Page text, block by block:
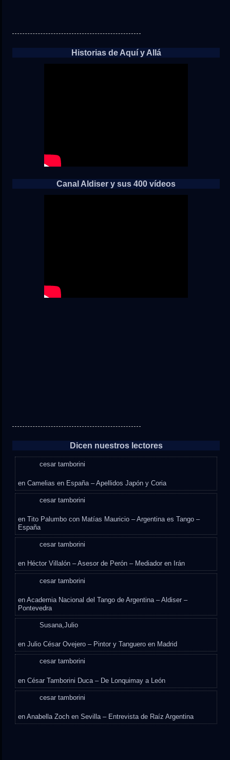
Historias de Aquí y Allá
Canal Aldiser y sus 400 vídeos
Dicen nuestros lectores
cesar tamborini
enCamelias en España – Apellidos Japón y Coria
cesar tamborini
enTito Palumbo con Matías Mauricio – Argentina es Tango –
España
cesar tamborini
en Héctor Villalón – Asesor de Perón – Mediador en Irán
cesar tamborini
enAcademia Nacional del Tango de Argentina – Aldiser –
Pontevedra
Susana,Julio
enJulio César Ovejero – Pintor y Tanguero en Madrid
cesar tamborini
enCésar Tamborini Duca – De Lonquimay a León
cesar tamborini
enAnabella Zoch en Sevilla – Entrevista de Raíz Argentina